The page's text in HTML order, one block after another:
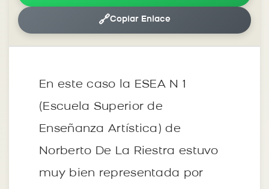
🔗Copiar Enlace
En este caso la ESEA N 1
(Escuela Superior de
Enseñanza Artística) de
Norberto De La Riestra estuvo
muy bien representada por